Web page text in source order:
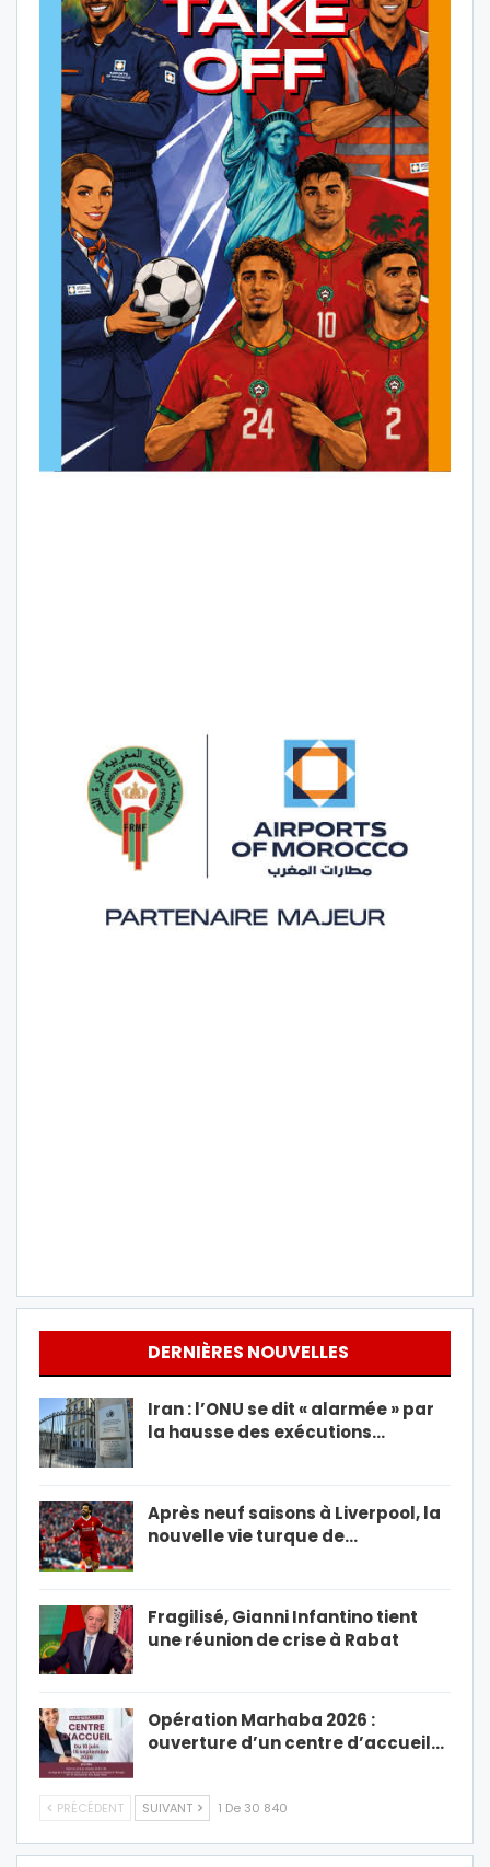
DERNIÈRES NOUVELLES
Iran : l’ONU se dit « alarmée » par
la hausse des exécutions…
Après neuf saisons à Liverpool, la
nouvelle vie turque de…
Fragilisé, Gianni Infantino tient
une réunion de crise à Rabat
Opération Marhaba 2026 :
ouverture d’un centre d’accueil…
PRÉCÉDENT SUIVANT 1 De 30 840